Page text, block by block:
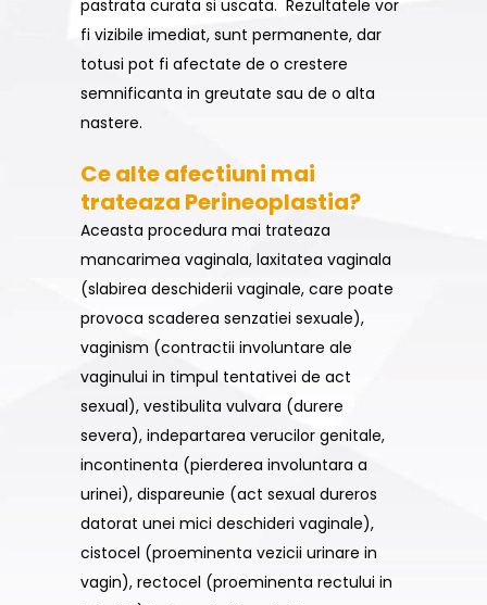
pastrata curata si uscata. Rezultatele vor
fi vizibile imediat, sunt permanente, dar
totusi pot fi afectate de o crestere
semnificanta in greutate sau de o alta
nastere.
Ce alte afectiuni mai
trateaza Perineoplastia?
Aceasta procedura mai trateaza
mancarimea vaginala, laxitatea vaginala
(slabirea deschiderii vaginale, care poate
provoca scaderea senzatiei sexuale),
vaginism (contractii involuntare ale
vaginului in timpul tentativei de act
sexual), vestibulita vulvara (durere
severa), indepartarea verucilor genitale,
incontinenta (pierderea involuntara a
urinei), dispareunie (act sexual dureros
datorat unei mici deschideri vaginale),
cistocel (proeminenta vezicii urinare in
vagin), rectocel (proeminenta rectului in